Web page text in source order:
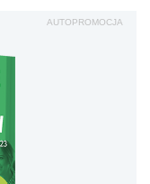
AUTOPROMOCJA